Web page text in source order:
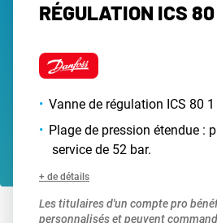
RÉGULATION ICS
Vanne de régulation ICS 80
Plage de pression étendue :
service de 52 bar.
+ de détails
Les titulaires d'un compte pro
personnalisés et peuvent